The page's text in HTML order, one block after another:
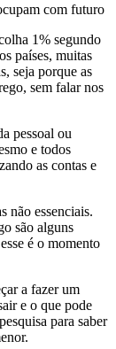
com futuro
1% segundo
países, muitas
seja porque as
sem falar nos
pessoal ou
e todos
as contas e
não essenciais.
são alguns
é o momento
a fazer um
e o que pode
para saber